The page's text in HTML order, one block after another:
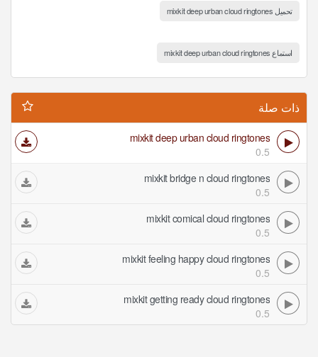
تحميل mixkit deep urban cloud ringtones
استماع mixkit deep urban cloud ringtones
ذات صلة
mixkit deep urban cloud ringtones
0.5
mixkit bridge n cloud ringtones
0.5
mixkit comical cloud ringtones
0.5
mixkit feeling happy cloud ringtones
0.5
mixkit getting ready cloud ringtones
0.5